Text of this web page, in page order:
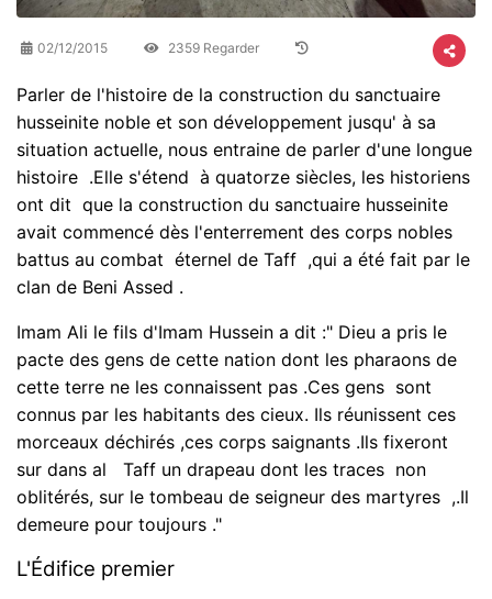
02/12/2015 2359 Regarder
Parler de l'histoire de la construction du sanctuaire
husseinite noble et son développement jusqu' à sa
situation actuelle, nous entraine de parler d'une longue
histoire .Elle s'étend à quatorze siècles, les historiens
ont dit que la construction du sanctuaire husseinite
avait commencé dès l'enterrement des corps nobles
battus au combat éternel de Taff ,qui a été fait par le
clan de Beni Assed .
Imam Ali le fils d'Imam Hussein a dit :" Dieu a pris le
pacte des gens de cette nation dont les pharaons de
cette terre ne les connaissent pas .Ces gens sont
connus par les habitants des cieux. Ils réunissent ces
morceaux déchirés ,ces corps saignants .Ils fixeront
sur dans al Taff un drapeau dont les traces non
oblitérés, sur le tombeau de seigneur des martyres ,.Il
demeure pour toujours ."
L'Édifice premier